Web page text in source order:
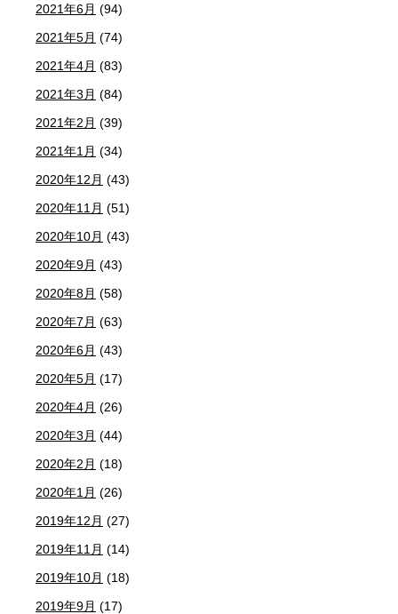
2021年6月 (94)
2021年5月 (74)
2021年4月 (83)
2021年3月 (84)
2021年2月 (39)
2021年1月 (34)
2020年12月 (43)
2020年11月 (51)
2020年10月 (43)
2020年9月 (43)
2020年8月 (58)
2020年7月 (63)
2020年6月 (43)
2020年5月 (17)
2020年4月 (26)
2020年3月 (44)
2020年2月 (18)
2020年1月 (26)
2019年12月 (27)
2019年11月 (14)
2019年10月 (18)
2019年9月 (17)